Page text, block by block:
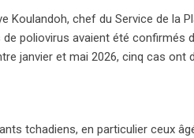
Koulandoh, chef du Service de la
de poliovirus avaient été confirmés
janvier et mai 2026, cinq cas ont
tchadiens, en particulier ceux